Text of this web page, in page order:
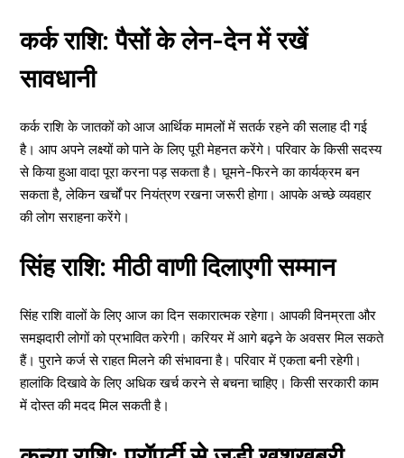
कर्क राशि: पैसों के लेन-देन में रखें
सावधानी
कर्क राशि के जातकों को आज आर्थिक मामलों में सतर्क रहने की सलाह दी गई
है। आप अपने लक्ष्यों को पाने के लिए पूरी मेहनत करेंगे। परिवार के किसी सदस्य
से किया हुआ वादा पूरा करना पड़ सकता है। घूमने-फिरने का कार्यक्रम बन
सकता है, लेकिन खर्चों पर नियंत्रण रखना जरूरी होगा। आपके अच्छे व्यवहार
की लोग सराहना करेंगे।
सिंह राशि: मीठी वाणी दिलाएगी सम्मान
सिंह राशि वालों के लिए आज का दिन सकारात्मक रहेगा। आपकी विनम्रता और
समझदारी लोगों को प्रभावित करेगी। करियर में आगे बढ़ने के अवसर मिल सकते
हैं। पुराने कर्ज से राहत मिलने की संभावना है। परिवार में एकता बनी रहेगी।
हालांकि दिखावे के लिए अधिक खर्च करने से बचना चाहिए। किसी सरकारी काम
में दोस्त की मदद मिल सकती है।